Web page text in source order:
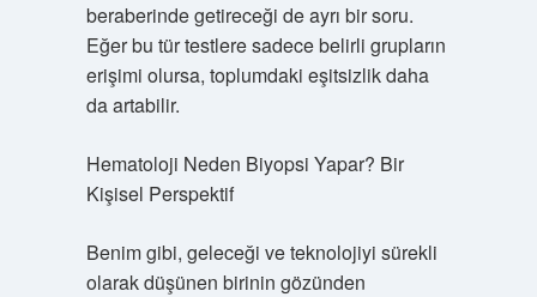
beraberinde getireceği de ayrı bir soru.
Eğer bu tür testlere sadece belirli grupların
erişimi olursa, toplumdaki eşitsizlik daha
da artabilir.
Hematoloji Neden Biyopsi Yapar? Bir
Kişisel Perspektif
Benim gibi, geleceği ve teknolojiyi sürekli
olarak düşünen birinin gözünden